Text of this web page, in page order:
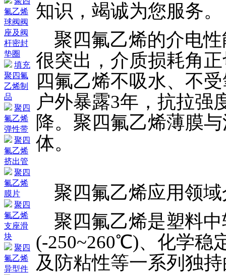
氟乙烯
球阀阀
座及阀
杆密封
垫圈
填充
聚四氟
乙烯制
品
聚四
氟乙烯
弹性带
聚四
氟乙烯
挤出管
聚四
氟乙烯
膜片
聚四
氟乙烯
支座滑
块
聚四
氟乙烯
异型件
知识，竭诚为您服务。
聚四氟乙烯的介电性
很突出，介质损耗角
四氟乙烯不吸水、不
户外暴露3年，抗拉强
降。聚四氟乙烯薄膜
体。
聚四氟乙烯应用领域
聚四氟乙烯是塑料中
(-250~260℃)、化学稳
及防粘性等一系列独